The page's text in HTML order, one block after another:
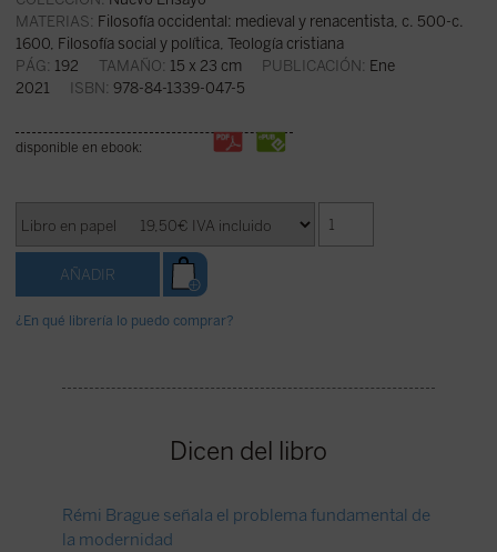
MATERIAS: Filosofía occidental: medieval y renacentista, c. 500-c.
1600, Filosofía social y política, Teología cristiana
PÁG: 192 TAMAÑO: 15 x 23 cm PUBLICACIÓN: Ene
2021 ISBN: 978-84-1339-047-5
disponible en ebook:
¿En qué librería lo puedo comprar?
Dicen del libro
Rémi Brague señala el problema fundamental de
la modernidad